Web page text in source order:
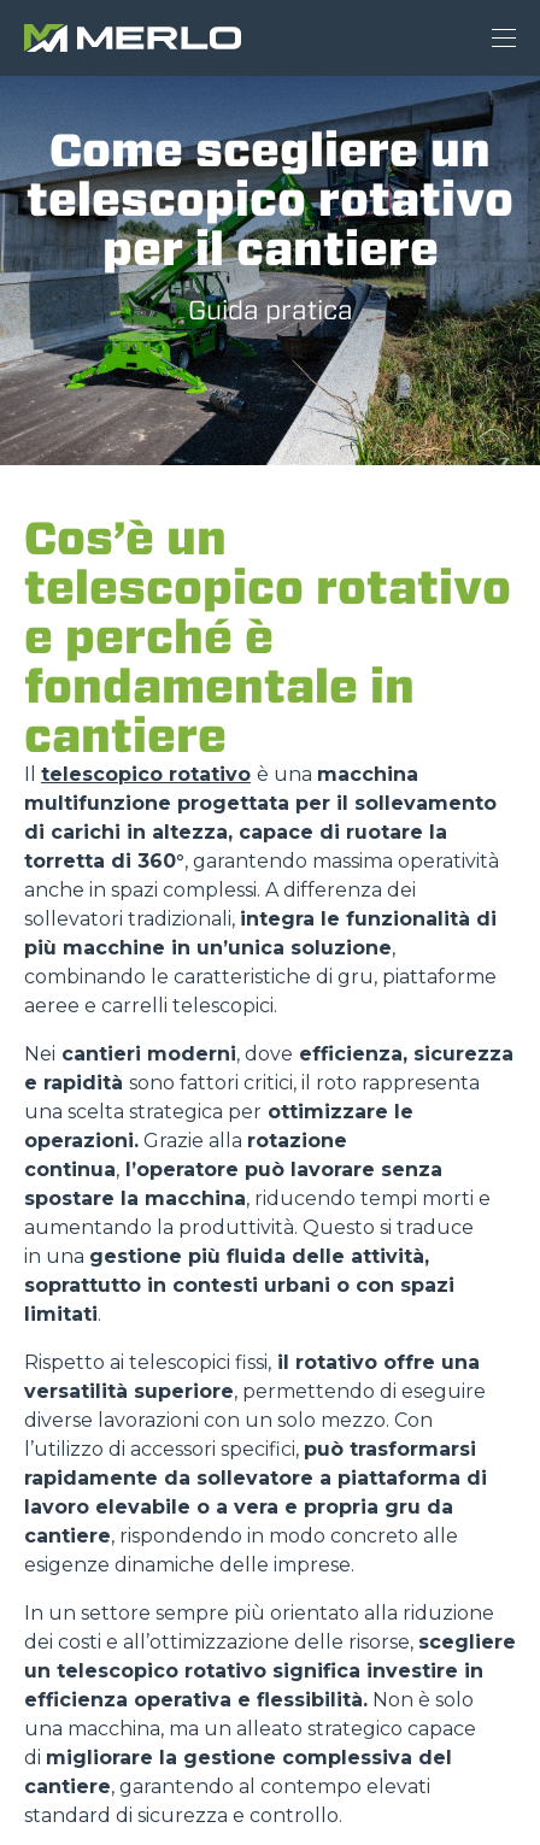
Come scegliere un
telescopico rotativo
per il cantiere
Guida pratica
Cos’è un
telescopico rotativo
e perché è
fondamentale in
cantiere
Il telescopico rotativo è una macchina
multifunzione progettata per il sollevamento
di carichi in altezza, capace di ruotare la
torretta di 360°, garantendo massima operatività
anche in spazi complessi. A differenza dei
sollevatori tradizionali, integra le funzionalità di
più macchine in un’unica soluzione,
combinando le caratteristiche di gru, piattaforme
aeree e carrelli telescopici.
Nei cantieri moderni, dove efficienza, sicurezza
e rapidità sono fattori critici, il roto rappresenta
una scelta strategica per ottimizzare le
operazioni. Grazie alla rotazione
continua, l’operatore può lavorare senza
spostare la macchina, riducendo tempi morti e
aumentando la produttività. Questo si traduce
in una gestione più fluida delle attività,
soprattutto in contesti urbani o con spazi
limitati.
Rispetto ai telescopici fissi, il rotativo offre una
versatilità superiore, permettendo di eseguire
diverse lavorazioni con un solo mezzo. Con
l’utilizzo di accessori specifici, può trasformarsi
rapidamente da sollevatore a piattaforma di
lavoro elevabile o a vera e propria gru da
cantiere, rispondendo in modo concreto alle
esigenze dinamiche delle imprese.
In un settore sempre più orientato alla riduzione
dei costi e all’ottimizzazione delle risorse, scegliere
un telescopico rotativo significa investire in
efficienza operativa e flessibilità. Non è solo
una macchina, ma un alleato strategico capace
di migliorare la gestione complessiva del
cantiere, garantendo al contempo elevati
standard di sicurezza e controllo.